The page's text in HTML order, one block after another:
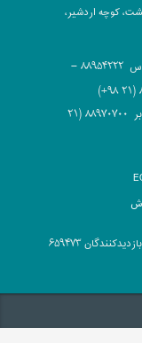
کوچه اردشیر،
88954222 -
88970700 (21
659473